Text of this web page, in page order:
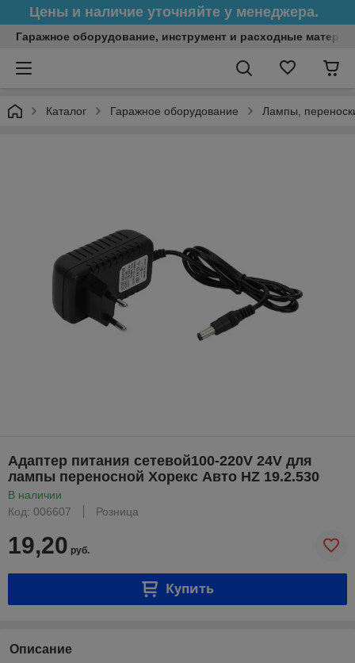
Цены и наличие уточняйте у менеджера.
Гаражное оборудование, инструмент и расходные
Каталог Гаражное оборудование Лампы,
Адаптер питания сетевой100-220V 24V для
лампы переносной Хорекс Авто HZ 19.2.530
В наличии
Код: 006607
Розница
19,20 руб.
Купить
Описание